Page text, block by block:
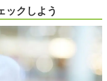
ックしよう